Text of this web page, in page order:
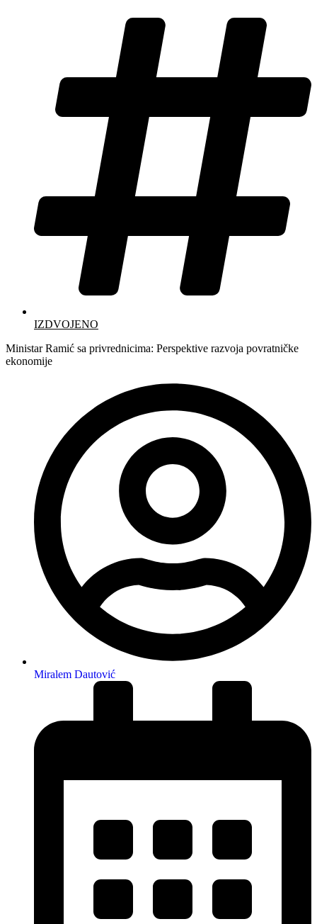
IZDVOJENO
Ministar Ramić sa privrednicima: Perspektive razvoja povratničke
ekonomije
Miralem Dautović